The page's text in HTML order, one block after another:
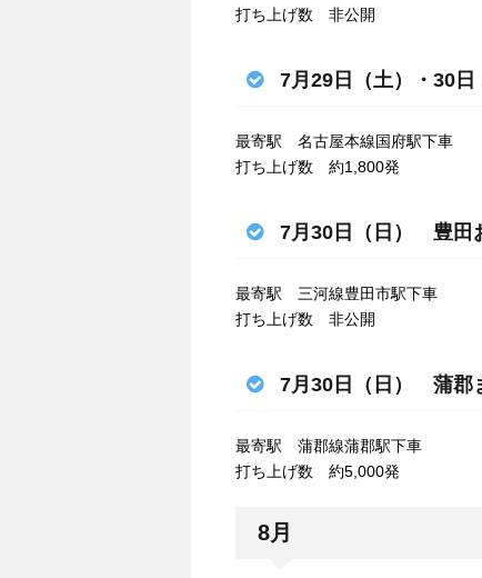
打ち上げ数 非公開
7月29日（土）・30
最寄駅 名古屋本線国府駅下車
打ち上げ数 約1,800発
7月30日（日） 豊田
最寄駅 三河線豊田市駅下車
打ち上げ数 非公開
7月30日（日） 蒲郡
最寄駅 蒲郡線蒲郡駅下車
打ち上げ数 約5,000発
8月